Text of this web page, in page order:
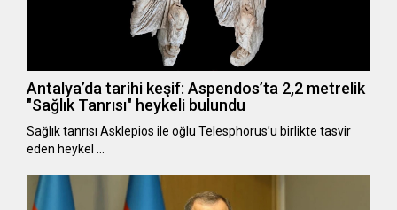
Antalya’da tarihi keşif: Aspendos’ta 2,2 metrelik
"Sağlık Tanrısı" heykeli bulundu
Sağlık tanrısı Asklepios ile oğlu Telesphorus’u birlikte tasvir
eden heykel …